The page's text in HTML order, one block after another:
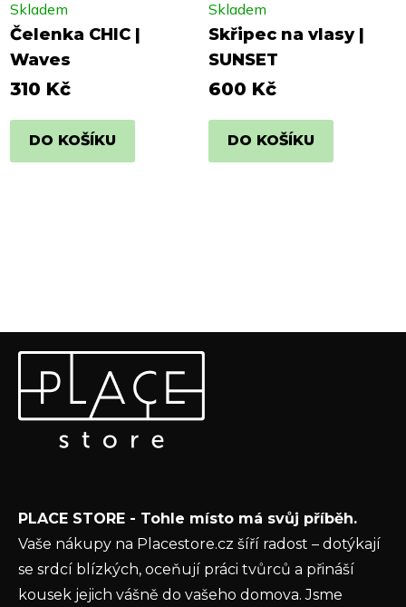
Čelenka CHIC |
Waves
Skladem
310 Kč
DO KOŠÍKU
Skřipec na vlasy |
SUNSET
Skladem
600 Kč
DO KOŠÍKU
Odebírat newsletter
Vložte svůj e-mail a my vám budeme zasílat informace o
nových produktech na našem e-shopu.
ochrany osobních údajů
PŘIHLÁSIT SE
PLACE STORE - Tohle místo má svůj příběh.
Vaše nákupy na Placestore.cz šíří radost – dotýkají
se srdcí blízkých, oceňují práci tvůrců a přináší
kousek jejich vášně do vašeho domova. Jsme